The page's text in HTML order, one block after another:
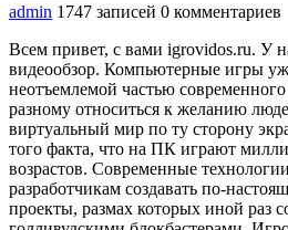
admin 1747 записей 0 комментариев
Всем привет, с вами igrovidos.ru. У
видеообзор. Компьютерные игры
неотъемлемой частью
разному относиться к желанию
виртуальный мир по ту сторону
того факта, что на ПК играют
возрастов. Современные
разработчикам создавать по-
проекты, размах которых иной раз